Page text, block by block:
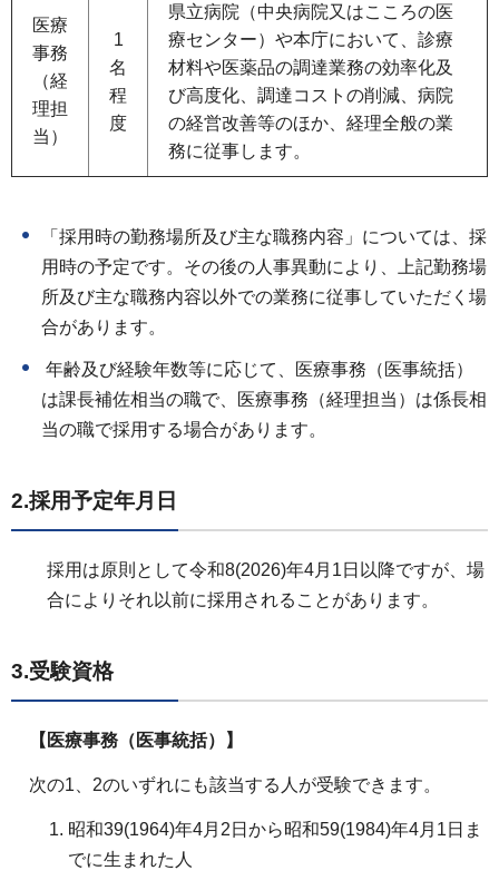
医療
事務
（経
理担
当）
1
名
程
度
県立病院（中央病院又はこころの医
療センター）や本庁において、診療
材料や医薬品の調達業務の効率化及
び高度化、調達コストの削減、病院
の経営改善等のほか、経理全般の業
務に従事します。
「採用時の勤務場所及び主な職務内容」については、採
用時の予定です。その後の人事異動により、上記勤務場
所及び主な職務内容以外での業務に従事していただく場
合があります。
年齢及び経験年数等に応じて、医療事務（医事統括）
は課長補佐相当の職で、医療事務（経理担当）は係長相
当の職で採用する場合があります。
2.採用予定年月日
採用は原則として令和8(2026)年4月1日以降ですが、場
合によりそれ以前に採用されることがあります。
3.受験資格
【医療事務（医事統括）】
次の1、2のいずれにも該当する人が受験できます。
昭和39(1964)年4月2日から昭和59(1984)年4月1日ま
でに生まれた人